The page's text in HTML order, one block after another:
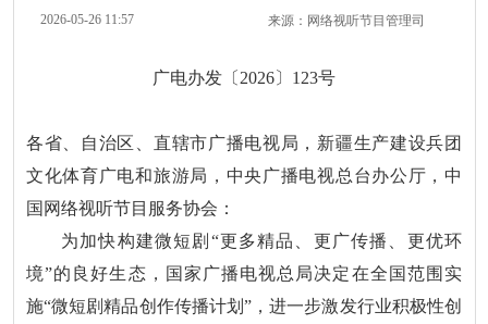
2026-05-26 11:57 来源： 网络视听节目管理司
广电办发〔2026〕123号
各省、自治区、直辖市广播电视局，新疆生产建设兵团
文化体育广电和旅游局，中央广播电视总台办公厅，中
国网络视听节目服务协会：
为加快构建微短剧“更多精品、更广传播、更优环
境”的良好生态，国家广播电视总局决定在全国范围实
施“微短剧精品创作传播计划”，进一步激发行业积极性创